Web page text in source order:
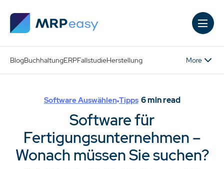
BlogBuchhaltungERPFallstudieHerstellung More
Software Auswählen Tipps 6min read
Software für
Fertigungsunternehmen –
Wonach müssen Sie suchen?